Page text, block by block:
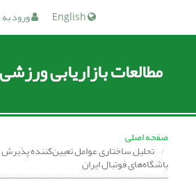
ورود
مطالعات بازاریابی ورزشی
صفحه اصلی
تحلیل ساختاری عوامل تعیین‌کننده پذیرش
باشگاه‌های فوتبال ایران